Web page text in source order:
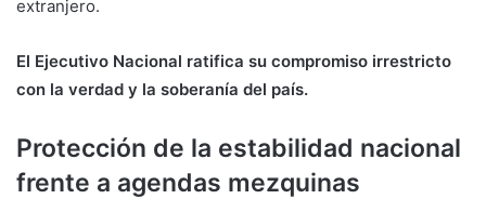
extranjero.
El Ejecutivo Nacional ratifica su compromiso irrestricto
con la verdad y la soberanía del país.
Protección de la estabilidad nacional
frente a agendas mezquinas